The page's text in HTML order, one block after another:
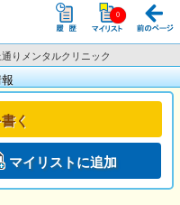
通りメンタルクリニック
く
マイリストに追加